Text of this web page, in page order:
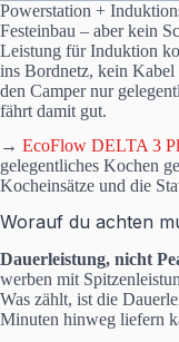
Powerstation +
Festeinbau – aber kein
Leistung für Induktion
ins Bordnetz, kein
den Camper nur
fährt damit gut.
→ EcoFlow DELTA 3
gelegentliches Kochen
Kocheinsätze und die
Worauf du achten
Dauerleistung, nicht
werben mit
Was zählt, ist die
Minuten hinweg liefern